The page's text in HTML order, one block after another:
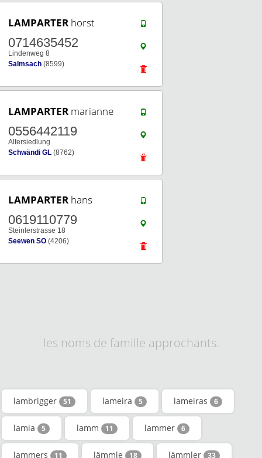
LAMPARTER horst
0714635452
Lindenweg 8
Salmsach (8599)
LAMPARTER marianne
0556442119
Altersiedlung
Schwändi GL (8762)
LAMPARTER hans
0619110779
Steinlerstrasse 18
Seewen SO (4206)
les noms de famille approchants.
lambrigger 51 lameira 5 lameiras 6
lamia 5 lamm 11 lammer 6
lammers 11 lämmle 18 lämmler 33